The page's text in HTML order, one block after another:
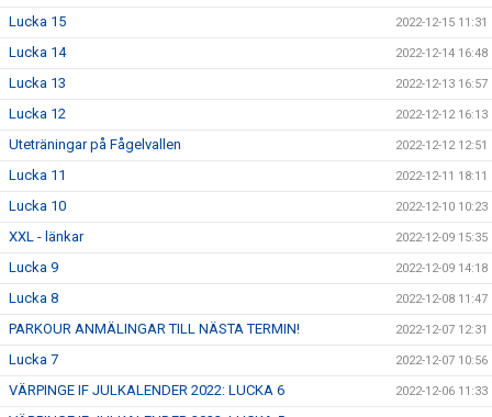
Lucka 15 2022-12-15 11:31
Lucka 14 2022-12-14 16:48
Lucka 13 2022-12-13 16:57
Lucka 12 2022-12-12 16:13
Uteträningar på Fågelvallen 2022-12-12 12:51
Lucka 11 2022-12-11 18:11
Lucka 10 2022-12-10 10:23
XXL - länkar 2022-12-09 15:35
Lucka 9 2022-12-09 14:18
Lucka 8 2022-12-08 11:47
PARKOUR ANMÄLINGAR TILL NÄSTA TERMIN! 2022-12-07 12:31
Lucka 7 2022-12-07 10:56
VÄRPINGE IF JULKALENDER 2022: LUCKA 6 2022-12-06 11:33